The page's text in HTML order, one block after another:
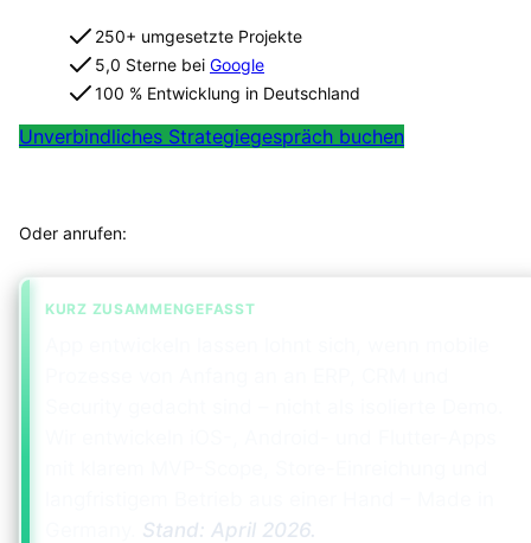
250+ umgesetzte Projekte
5,0 Sterne bei Google
100 % Entwicklung in Deutschland
Unverbindliches Strategiegespräch buchen
Oder anrufen:
KURZ ZUSAMMENGEFASST
Stand: April 2026.